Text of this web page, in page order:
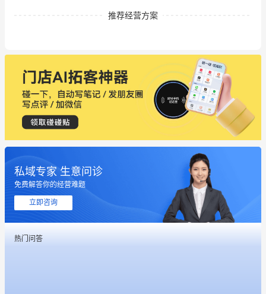
推荐经营方案
私域专家 生意问诊
免费解答你的经营难题
立即咨询
热门问答
这个营销策划案例推荐大家看一下
用有赞就能在微信、小红书同时经营了